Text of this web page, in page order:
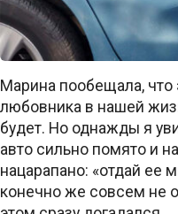
Марина пообещала, что
любовника в нашей
будет. Но однажды я
авто сильно помято и
нацарапано: «отдай ее
конечно же совсем не